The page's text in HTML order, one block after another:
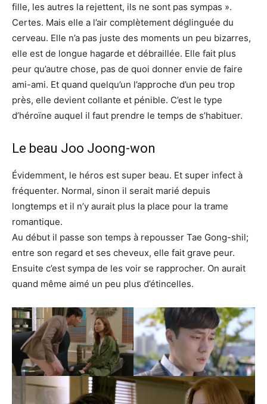
fille, les autres la rejettent, ils ne sont pas sympas ».
Certes. Mais elle a l’air complètement déglinguée du
cerveau. Elle n’a pas juste des moments un peu bizarres,
elle est de longue hagarde et débraillée. Elle fait plus
peur qu’autre chose, pas de quoi donner envie de faire
ami-ami. Et quand quelqu’un l’approche d’un peu trop
près, elle devient collante et pénible. C’est le type
d’héroïne auquel il faut prendre le temps de s’habituer.
Le beau Joo Joong-won
Évidemment, le héros est super beau. Et super infect à
fréquenter. Normal, sinon il serait marié depuis
longtemps et il n’y aurait plus la place pour la trame
romantique.
Au début il passe son temps à repousser Tae Gong-shil;
entre son regard et ses cheveux, elle fait grave peur.
Ensuite c’est sympa de les voir se rapprocher. On aurait
quand même aimé un peu plus d’étincelles.